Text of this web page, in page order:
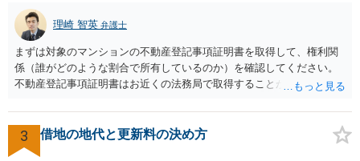
がいくつかあるため、一度、弁護士に直接相談し、アドバイスを受け
てみることもご検討下さい。
理崎 智英 弁護士
まずは対象のマンションの不動産登記事項証明書を取得して、権利関
係（誰がどのような割合で所有しているのか）を確認してください。
不動産登記事項証明書はお近くの法務局で取得することが出来ます。
てたつをさんは権利をもっているので、相続分に応じた賃料収入をも
らう権利があります。
3 借地の地代と更新料の決め方